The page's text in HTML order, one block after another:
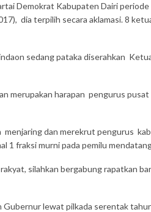
Demokrat Kabupaten Dairi
dia terpilih secara aklamasi. 8
sedang pataka diserahkan
merupakan harapan pengurus
dan merekrut pengurus
1 fraksi murni pada pemilu
silahkan bergabung rapatkan
lewat pilkada serentak